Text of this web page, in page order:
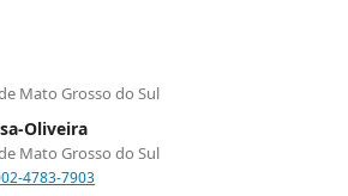
Mato Grosso do Sul
Oliveira
Mato Grosso do Sul
4783-7903